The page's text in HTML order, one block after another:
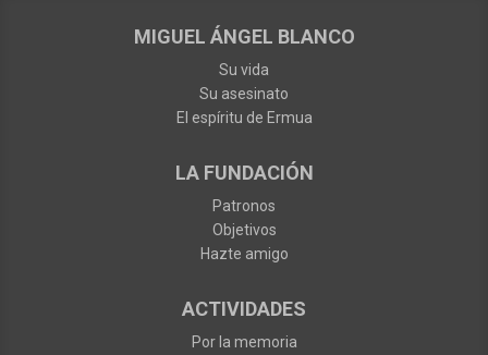
MIGUEL ÁNGEL BLANCO
Su vida
Su asesinato
El espíritu de Ermua
LA FUNDACIÓN
Patronos
Objetivos
Hazte amigo
ACTIVIDADES
Por la memoria